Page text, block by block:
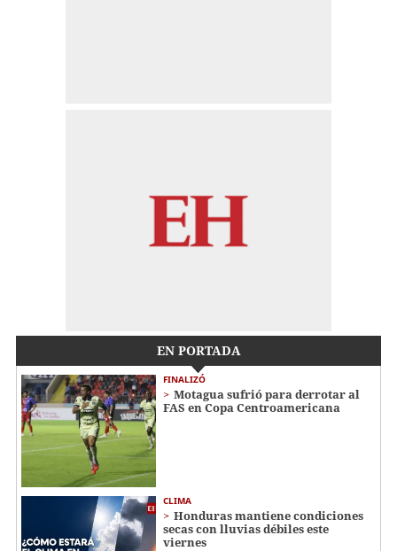
EN PORTADA
FINALIZÓ
Motagua sufrió para derrotar al
FAS en Copa Centroamericana
CLIMA
Honduras mantiene condiciones
secas con lluvias débiles este
viernes